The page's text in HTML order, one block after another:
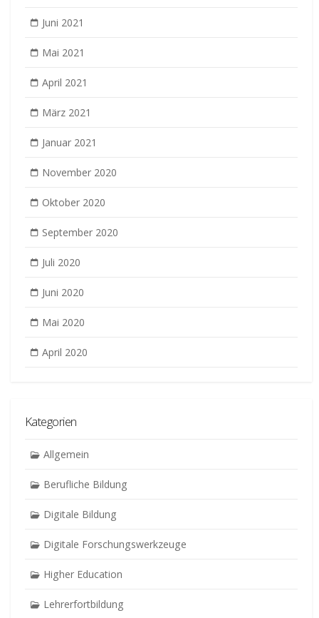
Juni 2021
Mai 2021
April 2021
März 2021
Januar 2021
November 2020
Oktober 2020
September 2020
Juli 2020
Juni 2020
Mai 2020
April 2020
Kategorien
Allgemein
Berufliche Bildung
Digitale Bildung
Digitale Forschungswerkzeuge
Higher Education
Lehrerfortbildung